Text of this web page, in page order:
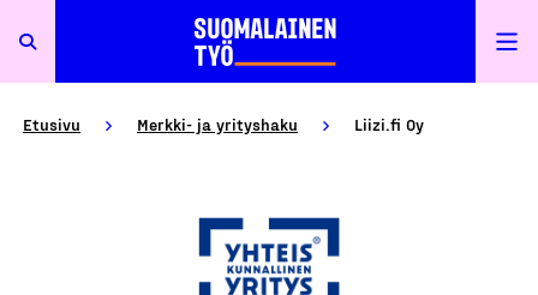
Etusivu Merkki- ja yrityshaku Liizi.fi Oy